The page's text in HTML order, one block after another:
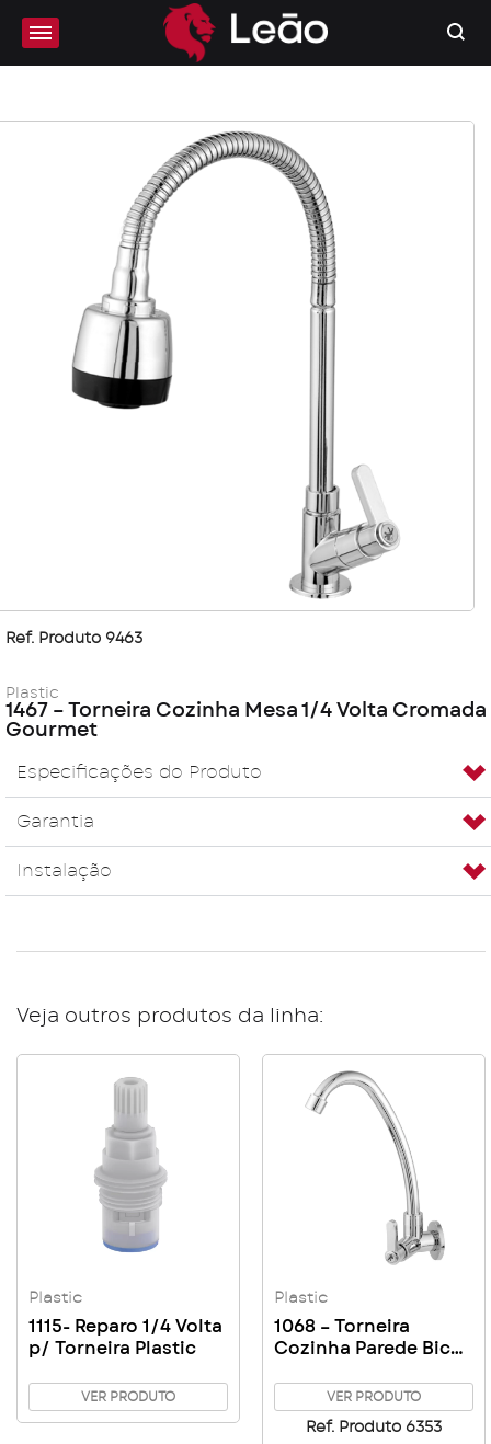
Ref. Produto 9463
Plastic
1467 – Torneira Cozinha Mesa 1/4 Volta Cromada
Gourmet
Especificações do Produto
Garantia
Instalação
Veja outros produtos da linha:
Plastic
1115- Reparo 1/4 Volta
p/ Torneira Plastic
VER PRODUTO
Plastic
1068 – Torneira
Cozinha Parede Bica
VER PRODUTO
Ref. Produto 6353